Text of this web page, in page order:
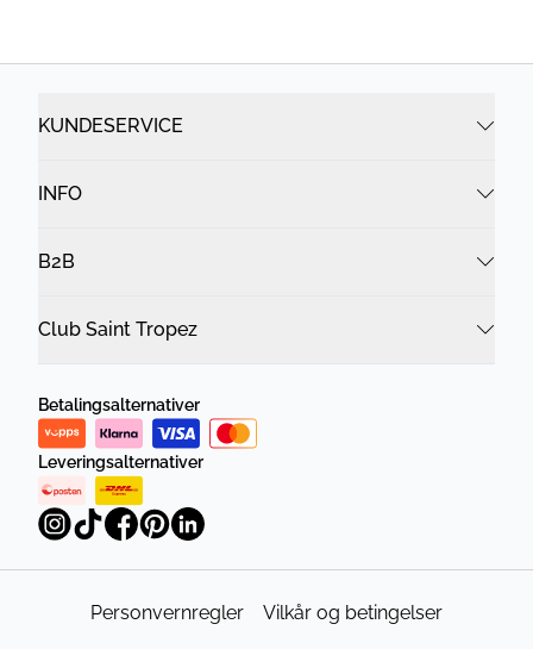
KUNDESERVICE
INFO
B2B
Club Saint Tropez
Betalingsalternativer
Leveringsalternativer
Personvernregler Vilkår og betingelser